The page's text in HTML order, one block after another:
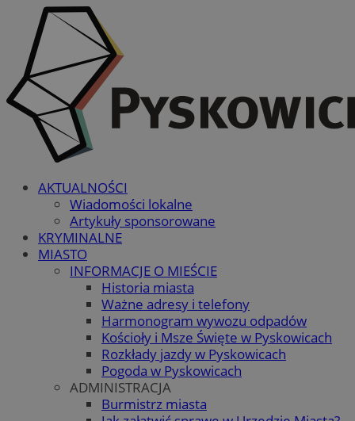
AKTUALNOŚCI
Wiadomości lokalne
Artykuły sponsorowane
KRYMINALNE
MIASTO
INFORMACJE O MIEŚCIE
Historia miasta
Ważne adresy i telefony
Harmonogram wywozu odpadów
Kościoły i Msze Święte w Pyskowicach
Rozkłady jazdy w Pyskowicach
Pogoda w Pyskowicach
ADMINISTRACJA
Burmistrz miasta